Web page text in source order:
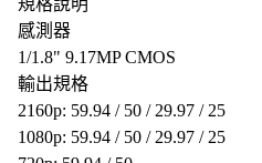
感測器
1/1.8" 9.17MP CMOS
輸出規格
2160p: 59.94 / 50 / 29.97 / 25
1080p: 59.94 / 50 / 29.97 / 25